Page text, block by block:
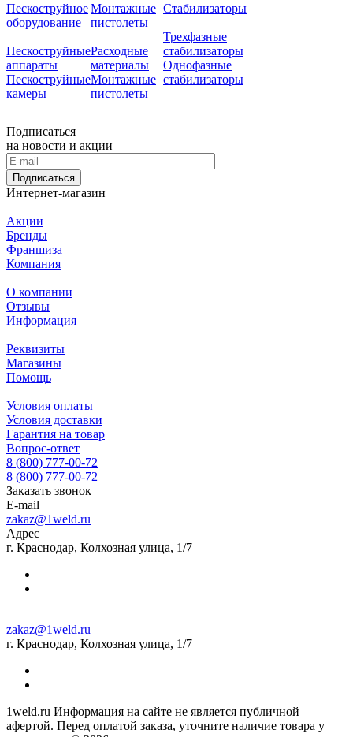
Пескоструйное
оборудование
Пескоструйные
аппараты
Пескоструйные
камеры
Монтажные
пистолеты
Расходные
материалы
Монтажные
пистолеты
Стабилизаторы
Трехфазные
стабилизаторы
Однофазные
стабилизаторы
Подписаться
на новости и акции
Подписаться
Интернет-магазин
Акции
Бренды
Франшиза
Компания
О компании
Отзывы
Информация
Реквизиты
Магазины
Помощь
Условия оплаты
Условия доставки
Гарантия на товар
Вопрос-ответ
8 (800) 777-00-72
8 (800) 777-00-72
Заказать звонок
E-mail
zakaz@1weld.ru
Адрес
г. Краснодар, Колхозная улица, 1/7
zakaz@1weld.ru
г. Краснодар, Колхозная улица, 1/7
1weld.ru Информация на сайте не является публичной
афертой. Перед оплатой заказа, уточните наличие товара у